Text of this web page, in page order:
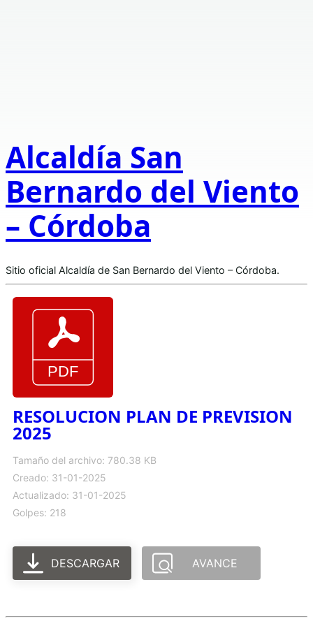
Alcaldía San
Bernardo del Viento
– Córdoba
Sitio oficial Alcaldía de San Bernardo del Viento – Córdoba.
RESOLUCION PLAN DE PREVISION
2025
Tamaño del archivo: 780.38 KB
Creado: 31-01-2025
Actualizado: 31-01-2025
Golpes: 218
DESCARGAR AVANCE